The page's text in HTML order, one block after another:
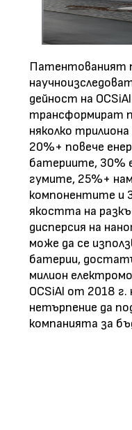
Патентованият
дейност на
трансформират
няколко
20%+ повече
батериите, 30%
гумите, 25%+
компонентите и
якостта на
дисперсия на
може да се
батерии,
милион
OCSiAl от 2018 г.
нетърпение да
компанията за